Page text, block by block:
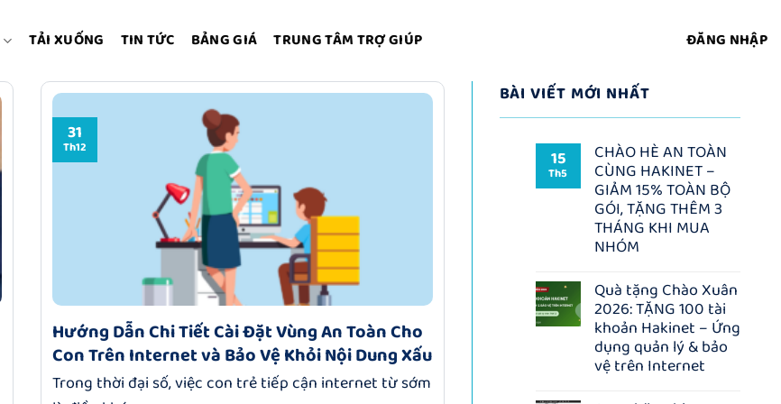
TẢI XUỐNG TIN TỨC BẢNG GIÁ TRUNG TÂM TRỢ GIÚP ĐĂNG NHẬP
Hướng Dẫn Chi Tiết Cài Đặt Vùng An Toàn Cho
Con Trên Internet và Bảo Vệ Khỏi Nội Dung Xấu
Trong thời đại số, việc con trẻ tiếp cận internet từ sớm
31
Th12
BÀI VIẾT MỚI NHẤT
15
Th5
CHÀO HÈ AN TOÀN
CÙNG HAKINET –
GIẢM 15% TOÀN BỘ
GÓI, TẶNG THÊM 3
THÁNG KHI MUA
NHÓM
có
bình
luận
ở
CHÀO
HÈ
AN
TOÀN
Quà tặng Chào Xuân
2026: TẶNG 100 tài
khoản Hakinet – Ứng
dụng quản lý & bảo
vệ trên Internet